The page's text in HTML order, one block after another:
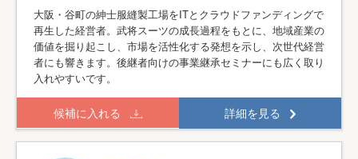
大阪・谷町の紳士服縫製工場をITとクラウドファンディングで
再生した経営者。武将スーツの成長過程をもとに、地域産業の
価値を掘り起こし、市場を活性化する発想を示し、次世代経営
者にも響きます。後継者向けの事業継承セミナーにも広く取り
入れやすいです。
候補に入れる 詳細を見る